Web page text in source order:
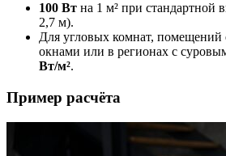
100 Вт на 1 м² при стандартной
2,7 м).
Для угловых комнат,
окнами или в регионах с
Вт/м².
Пример расчёта